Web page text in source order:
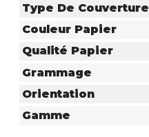
Type De Couverture
Couleur Papier
Qualité Papier
Grammage
Orientation
Gamme